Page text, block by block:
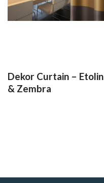
Dekor Curtain – Etolin
& Zembra